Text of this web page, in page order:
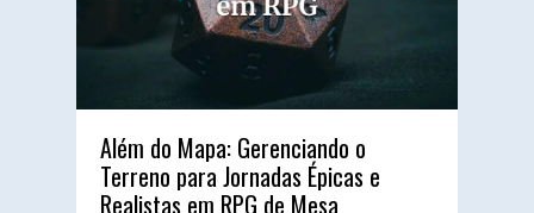
Além do Mapa: Gerenciando o
Terreno para Jornadas Épicas e
Realistas em RPG de Mesa